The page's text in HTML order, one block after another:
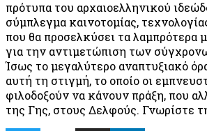
πρότυπα του αρχαιοελληνικού
σύμπλεγμα καινοτομίας,
που θα προσελκύσει τα λαμπρότερα
για την αντιμετώπιση των
Ίσως το μεγαλύτερο αναπτυξιακό
αυτή τη στιγμή, το οποίο οι
φιλοδοξούν να κάνουν πράξη, που
της Γης, στους Δελφούς. Γνωρίστε